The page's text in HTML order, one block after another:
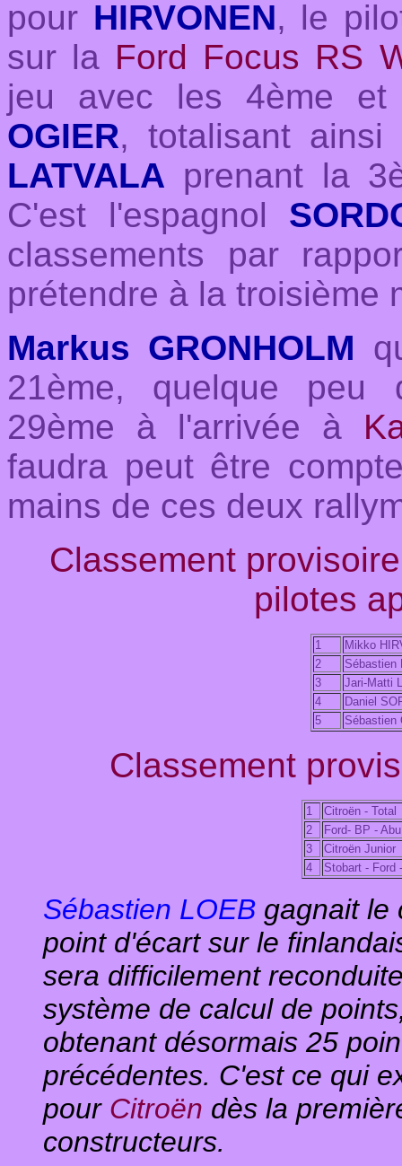
pour HIRVONEN, le
sur la Ford Focus RS
jeu avec les 4ème
OGIER, totalisant
LATVALA prenant la
C'est l'espagnol
classements par
prétendre à la troisième
Markus GRONHOLM
21ème, quelque
29ème à l'arrivée à
faudra peut être
mains de ces deux
Classement
pilotes
1
Mikko
2
Sébastien
3
Jari-Matti
4
Daniel
5
Sébastien
Classement
1
Citroën - Total
2
Ford- BP -
3
Citroën Junior
4
Stobart - Ford
Sébastien LOEB gagnait le
point d'écart sur le
sera difficilement
système de calcul de
obtenant désormais 25
précédentes. C'est ce qui
pour Citroën dès la
constructeurs.